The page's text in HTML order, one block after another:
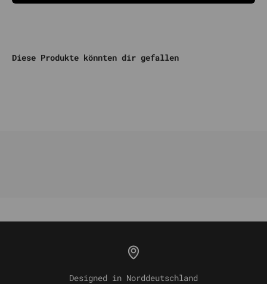
Diese Produkte könnten dir gefallen
Designed in Norddeutschland